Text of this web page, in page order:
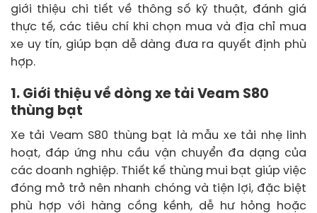
giới thiệu chi tiết về thông số kỹ thuật, đánh giá
thực tế, các tiêu chí khi chọn mua và địa chỉ mua
xe uy tín, giúp bạn dễ dàng đưa ra quyết định phù
hợp.
1. Giới thiệu về dòng xe tải Veam S80
thùng bạt
Xe tải Veam S80 thùng bạt là mẫu xe tải nhẹ linh
hoạt, đáp ứng nhu cầu vận chuyển đa dạng của
các doanh nghiệp. Thiết kế thùng mui bạt giúp việc
đóng mở trở nên nhanh chóng và tiện lợi, đặc biệt
phù hợp với hàng cồng kềnh, dễ hư hỏng hoặc